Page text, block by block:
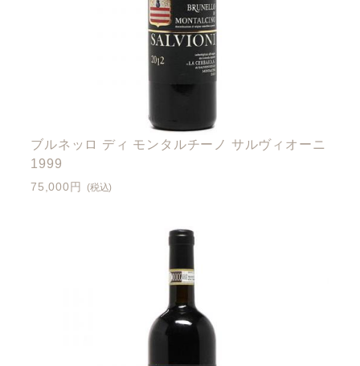
ブルネッロ ディ モンタルチーノ サルヴィオーニ
1999
75,000円 (税込)